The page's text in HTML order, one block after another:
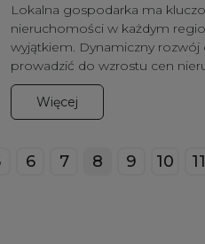
Lokalna gospodarka ma
nieruchomości w każdym
wyjątkiem. Dynamiczny
prowadzić do wzrostu cen
Więcej
6 7 8 9 10 11